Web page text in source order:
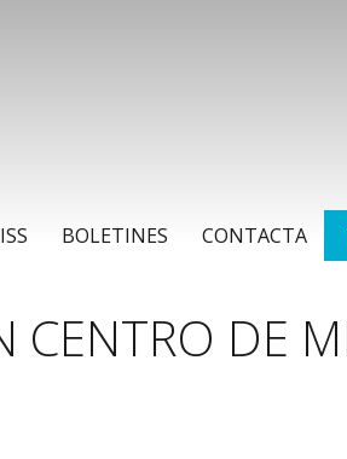
BOLETINES CONTACTA
CENTRO DE